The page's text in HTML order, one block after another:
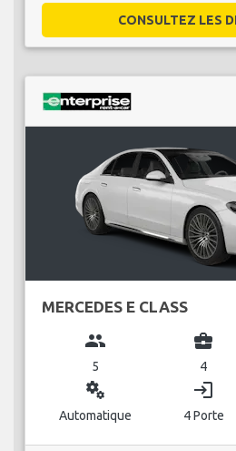
CONSULTEZ LES
MERCEDES E CLASS
group
5
business_center
4
miscellaneous_services
Automatique
login
4 Porte